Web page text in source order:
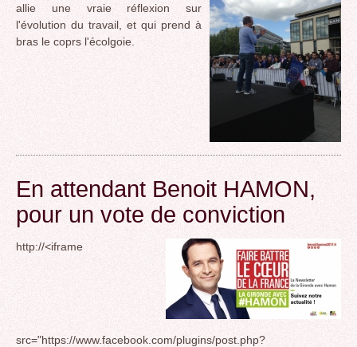
allie une vraie réflexion sur
l'évolution du travail, et qui prend à
bras le coprs l'écolgoie.
En attendant Benoit HAMON,
pour un vote de conviction
http://<iframe
src="https://www.facebook.com/plugins/post.php?